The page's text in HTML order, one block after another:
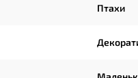
Птахи